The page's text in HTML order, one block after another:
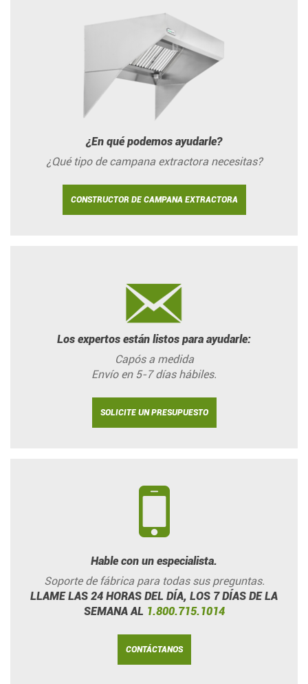
¿En qué podemos ayudarle?
¿Qué tipo de campana extractora necesitas?
CONSTRUCTOR DE CAMPANA EXTRACTORA
Los expertos están listos para ayudarle:
Capós a medida
Envío en 5-7 días hábiles.
SOLICITE UN PRESUPUESTO
Hable con un especialista.
Soporte de fábrica para todas sus preguntas.
LLAME LAS 24 HORAS DEL DÍA, LOS 7 DÍAS DE LA
SEMANA AL 1.800.715.1014
CONTÁCTANOS